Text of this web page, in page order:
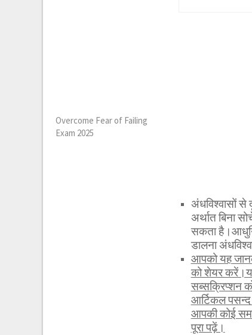
अंधविश्वासों
अर्थात बिना
सकता
डालना
आपको यह
को शेयर
सब्सक्रिप्शन
आर्टिकल
आपकी कोई
पूरा पढ़ें।
Overcome Fear of Failing
Exam 2025